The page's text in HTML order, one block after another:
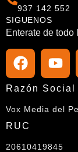
937 142 552
SIGUENOS
Enterate de todo
Razón Social
Vox Media del
RUC
20610419845